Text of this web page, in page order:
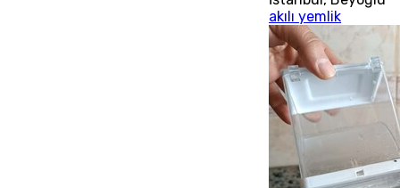
akılı yemlik